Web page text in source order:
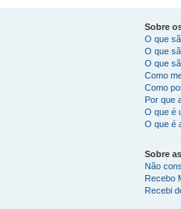
Sobre
O que
O que
O que
Como
Como
Por que
O que é
O que é
Sobre as
Não
Recebo
Recebi